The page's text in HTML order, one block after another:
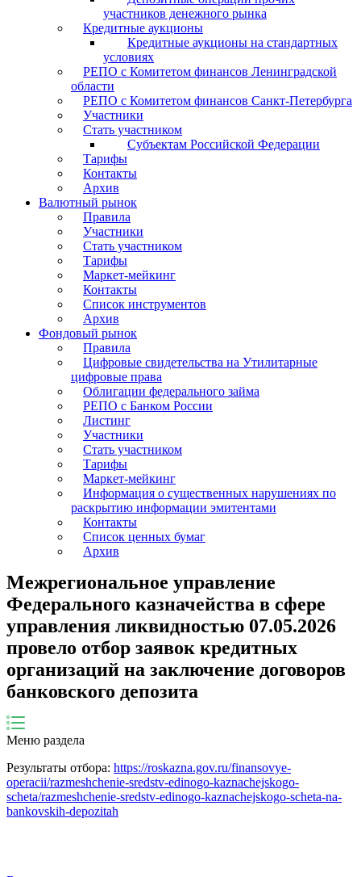
участников денежного рынка
Кредитные аукционы
Кредитные аукционы на стандартных
условиях
РЕПО с Комитетом финансов Ленинградской
области
РЕПО с Комитетом финансов Санкт-Петербурга
Участники
Стать участником
Субъектам Российской Федерации
Тарифы
Контакты
Архив
Валютный рынок
Правила
Участники
Стать участником
Тарифы
Маркет-мейкинг
Контакты
Список инструментов
Архив
Фондовый рынок
Правила
Цифровые свидетельства на Утилитарные
цифровые права
Облигации федерального займа
РЕПО с Банком России
Листинг
Участники
Стать участником
Тарифы
Маркет-мейкинг
Информация о существенных нарушениях по
раскрытию информации эмитентами
Контакты
Список ценных бумаг
Архив
Межрегиональное управление
Федерального казначейства в сфере
управления ликвидностью 07.05.2026
провело отбор заявок кредитных
организаций на заключение договоров
банковского депозита
Меню раздела
Результаты отбора: https://roskazna.gov.ru/finansovye-
operacii/razmeshchenie-sredstv-edinogo-kaznachejskogo-
scheta/razmeshchenie-sredstv-edinogo-kaznachejskogo-scheta-na-
bankovskih-depozitah